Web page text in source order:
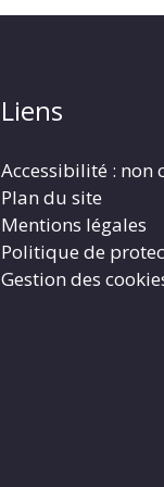
Liens
Accessibilité : non
Plan du site
Mentions légales
Politique de
Gestion des